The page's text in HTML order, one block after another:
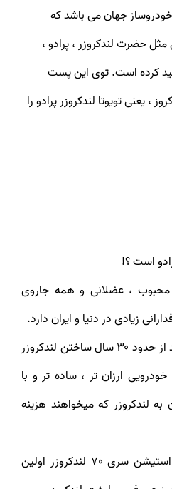
جهان می باشد که
حضرت لندکروزر ، پرادو ،
کرده است. توی این پست
، یعنی تویوتا لندکروزر پرادو را
است ؟!
محبوب ، عضلانی و همه جاروی
زیادی در دنیا و ایران دارد.
در دهه ۸۰ میلادی تویوتا بعد از حدود ۳۰ سال ساختن لندکروزر
ارزان تر ، ساده تر و با
به لندکروزر که میخواهند هزینه
به این ترتیب پرادو از مدل استیشن سری 70 لندکروزر اولین